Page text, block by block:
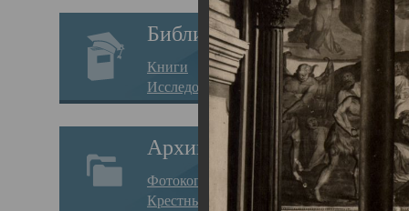
Библиотека
Книги
Исследования
Архив
Фотокопии дел
Крестные ходы